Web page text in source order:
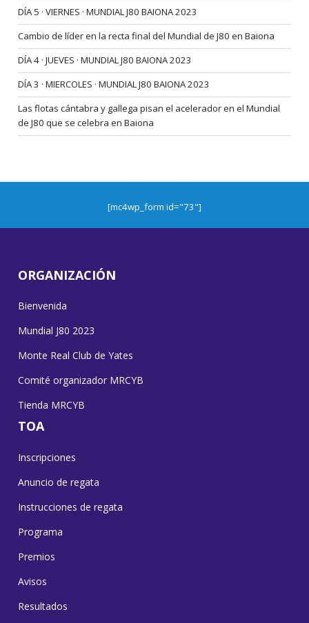
DÍA 5 · VIERNES · MUNDIAL J80 BAIONA 2023
Cambio de líder en la recta final del Mundial de J80 en Baiona
DÍA 4 · JUEVES · MUNDIAL J80 BAIONA 2023
DÍA 3 · MIERCOLES · MUNDIAL J80 BAIONA 2023
Las flotas cántabra y gallega pisan el acelerador en el Mundial
de J80 que se celebra en Baiona
[mc4wp_form id="73"]
ORGANIZACIÓN
Bienvenida
Mundial J80 2023
Monte Real Club de Yates
Comité organizador MRCYB
Tienda MRCYB
TOA
Inscripciones
Anuncio de regata
Instrucciones de regata
Programa
Premios
Avisos
Resultados